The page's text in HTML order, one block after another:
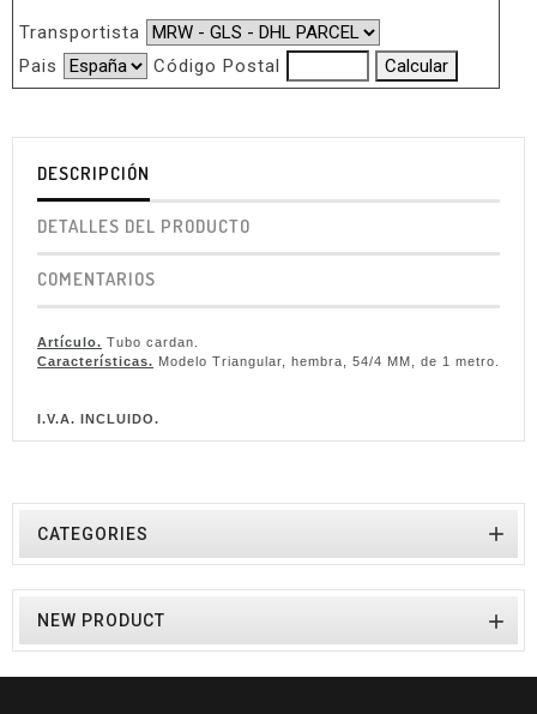
Transportista
Pais
Código Postal
DESCRIPCIÓN
DETALLES DEL PRODUCTO
COMENTARIOS
Artículo. Tubo cardan.
Características. Modelo Triangular, hembra, 54/4 MM, de 1 metro.
I.V.A. INCLUIDO.
CATEGORIES 
NEW PRODUCT 